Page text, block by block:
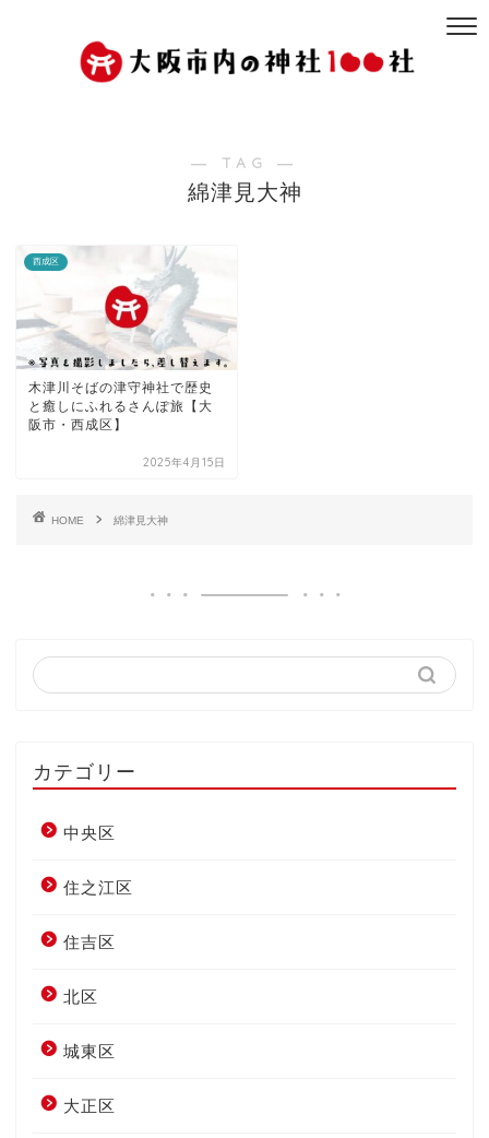
― TAG ―
綿津見大神
西成区
木津川そばの津守神社で歴史
と癒しにふれるさんぽ旅【大
阪市・西成区】
2025年4月15日
HOME 綿津見大神
カテゴリー
中央区
住之江区
住吉区
北区
城東区
大正区